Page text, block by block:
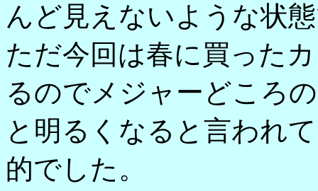
んど見えないような状
ただ今回は春に買った
るのでメジャーどころ
と明るくなると言われ
的でした。